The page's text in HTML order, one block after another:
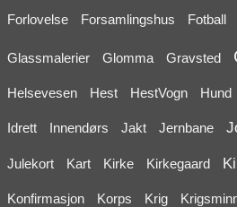
Forlovelse Forsamlingshus Fotball
Glassmalerier Glomma Gravsted
Helsevesen Hest HestVogn Hund
Idrett Innendørs Jakt Jernbane
Julekort Kart Kirke Kirkegaard
Konfirmasjon Korps Krig